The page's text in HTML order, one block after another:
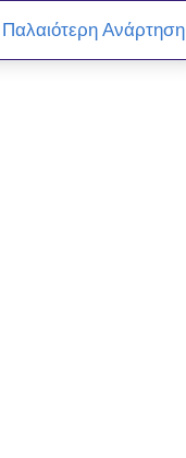
Παλαιότερη Ανάρτηση